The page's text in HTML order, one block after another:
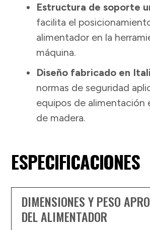
Estructura de soporte
facilita el
alimentador en la
máquina.
Diseño fabricado en
normas de seguridad
equipos de alimentación
de madera.
ESPECIFICACIONES
DIMENSIONES Y PESO
DEL ALIMENTADOR